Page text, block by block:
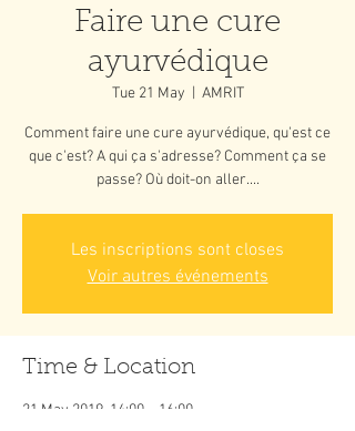
Faire une cure
ayurvédique
Tue 21 May AMRIT
Comment faire une cure ayurvédique, qu'est ce
que c'est? A qui ça s'adresse? Comment ça se
passe? Où doit-on aller....
Les inscriptions sont closes
Voir autres événements
Time & Location
21 May 2019, 14:00 – 16:00